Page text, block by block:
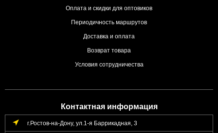
Оплата и скидки для оптовиков
Периодичность маршрутов
Доставка и оплата
Возврат товара
Условия сотрудничества
Контактная информация
г.Ростов-на-Дону, ул.1-я Баррикадная, 3